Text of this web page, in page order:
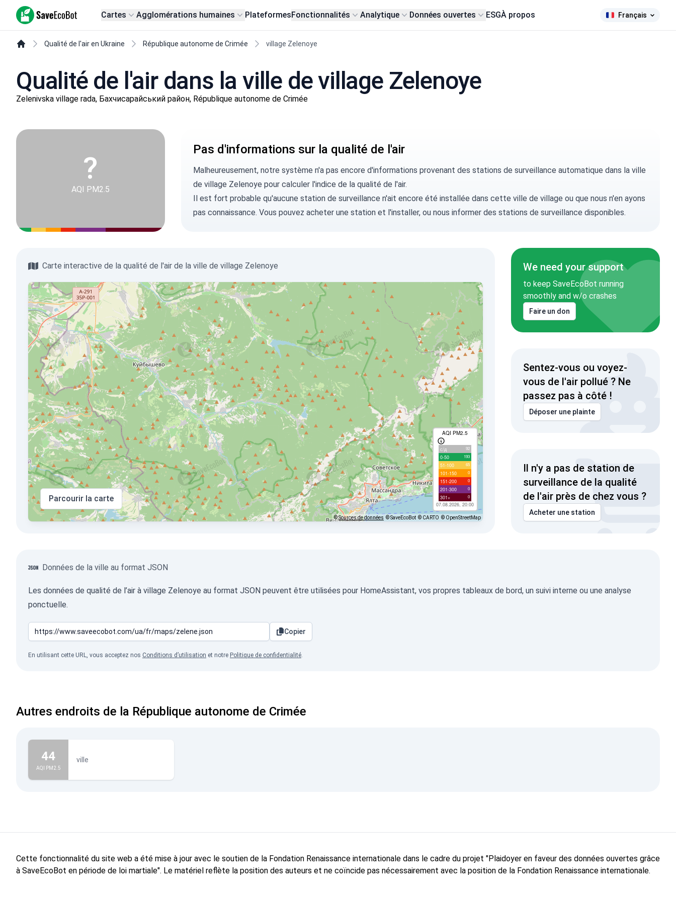
SaveEcoBot Cartes Agglomérations humaines PlateformesFonctionnalités Analytique Données ouvertes ESGÀ propos Français
Qualité de l'air en Ukraine République autonome de Crimée village Zelenoye
Qualité de l'air dans la ville de village Zelenoye
Zelenivska village rada, Бахчисарайський район, République autonome de Crimée
?
AQI PM2.5
Pas d'informations sur la qualité de l'air
Malheureusement, notre système n'a pas encore d'informations provenant des stations de surveillance automatique dans la ville
de village Zelenoye pour calculer l'indice de la qualité de l'air.
Il est fort probable qu'aucune station de surveillance n'ait encore été installée dans cette ville de village ou que nous n'en ayons
pas connaissance. Vous pouvez acheter une stationet l'installer, ou nous informerdes stations de surveillance disponibles.
Carte interactive de la qualité de l'air de la ville de village Zelenoye
AQI PM2.5
с/д 92
0-50 193
51-100 65
101-150 0
151-200 0
201-300 0
301+ 0
07.08.2026, 20:00
Parcourir la carte
©Sources de données © SaveEcoBot © CARTO © OpenStreetMap
We need your support
to keep SaveEcoBot running
smoothly and w/o crashes
Faire un don
Sentez-vous ou voyez-
vous de l'air pollué ? Ne
passez pas à côté !
Déposer une plainte
Il n'y a pas de station de
surveillance de la qualité
de l'air près de chez vous ?
Acheter une station
Données de la ville au format JSON
Les données de qualité de l’air à village Zelenoye au format JSON peuvent être utilisées pour HomeAssistant, vos propres tableaux de bord, un suivi interne ou une analyse
ponctuelle.
Copier
En utilisant cette URL, vous acceptez nos Conditions d’utilisation et notre Politique de confidentialité.
Autres endroits de la République autonome de Crimée
44
AQI PM2.5
ville
Cette fonctionnalité du site web a été mise à jour avec le soutien de la Fondation Renaissance internationale dans le cadre du projet "Plaidoyer en faveur des données ouvertes grâce
à SaveEcoBot en période de loi martiale". Le matériel reflète la position des auteurs et ne coïncide pas nécessairement avec la position de la Fondation Renaissance internationale.